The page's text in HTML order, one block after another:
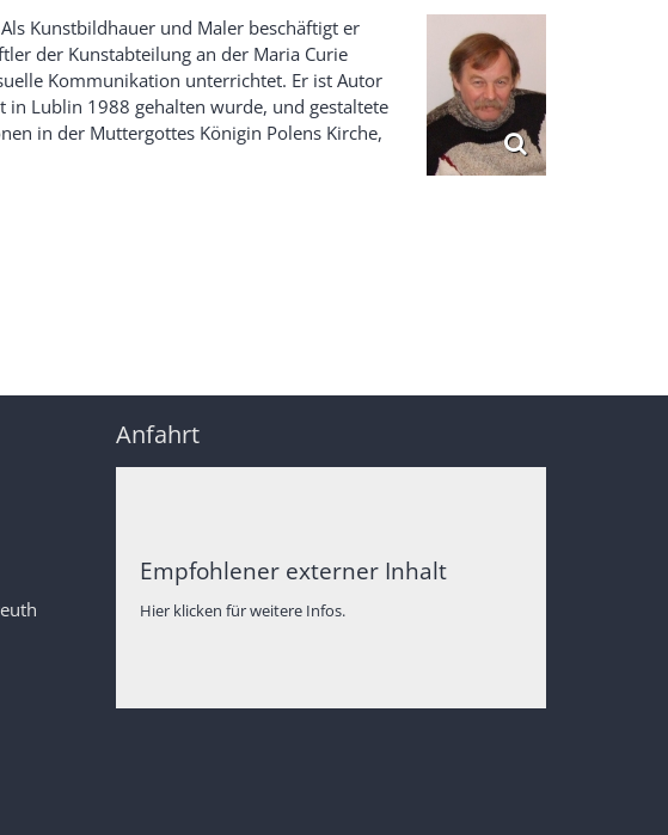
Kunstbildhauer und Maler beschäftigt er
der Kunstabteilung an der Maria Curie
Kommunikation unterrichtet. Er ist Autor
in Lublin 1988 gehalten wurde, und gestaltete
in der Muttergottes Königin Polens Kirche,
Anfahrt
Empfohlener externer Inhalt
Hier klicken für weitere Infos.